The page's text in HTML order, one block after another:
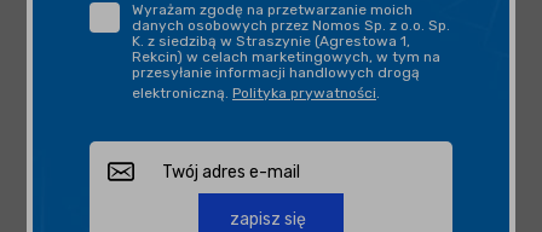
Wyrażam zgodę na przetwarzanie moich
danych osobowych przez Nomos Sp. z o.o. Sp.
K. z siedzibą w Straszynie (Agrestowa 1,
Rekcin) w celach marketingowych, w tym na
przesyłanie informacji handlowych drogą
elektroniczną. Polityka prywatności.
zapisz się